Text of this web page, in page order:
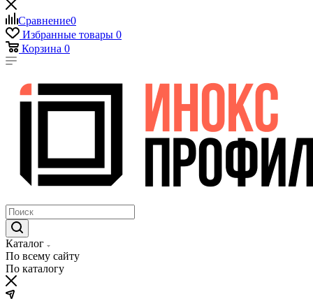
Сравнение0
Избранные товары 0
Корзина 0
Каталог
По всему сайту
По каталогу